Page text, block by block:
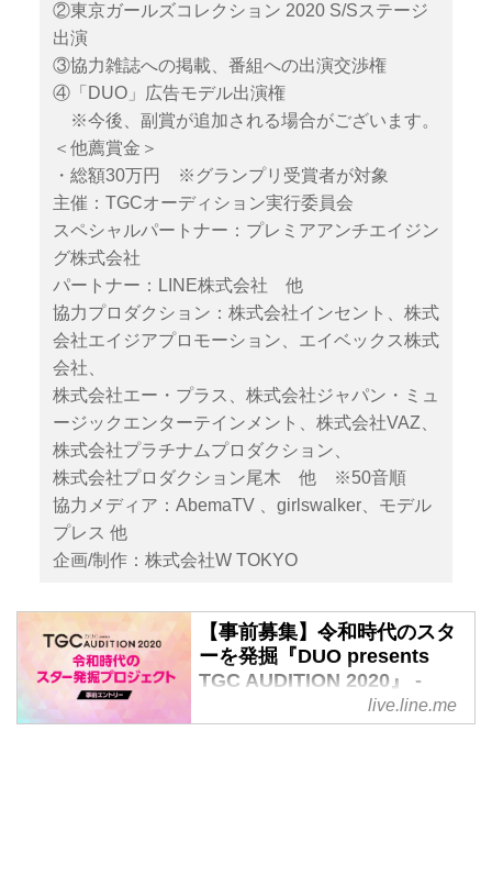
②東京ガールズコレクション 2020 S/Sステージ
出演
③協力雑誌への掲載、番組への出演交渉権
④「DUO」広告モデル出演権
※今後、副賞が追加される場合がございます。
＜他薦賞金＞
・総額30万円 ※グランプリ受賞者が対象
主催：TGCオーディション実行委員会
スペシャルパートナー：プレミアアンチエイジン
グ株式会社
パートナー：LINE株式会社 他
協力プロダクション：株式会社インセント、株式
会社エイジアプロモーション、エイベックス株式
会社、
株式会社エー・プラス、株式会社ジャパン・ミュ
ージックエンターテインメント、株式会社VAZ、
株式会社プラチナムプロダクション、
株式会社プロダクション尾木 他 ※50音順
協力メディア：AbemaTV 、girlswalker、モデル
プレス 他
企画/制作：株式会社W TOKYO
【事前募集】令和時代のスタ
ーを発掘『DUO presents
TGC AUDITION 2020』 -
LINE LIVE（ラインライブ）|
国内最大級のライブ配信サー
live.line.me